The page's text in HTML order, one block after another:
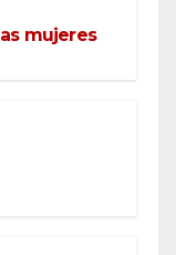
mujeres